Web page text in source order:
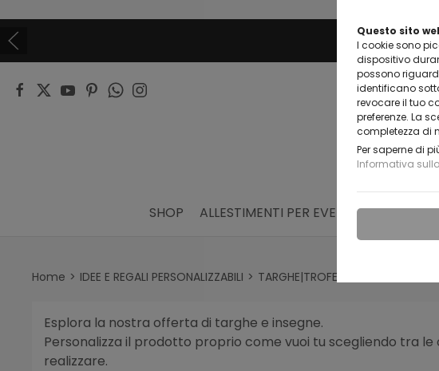
Questo sito
I cookie sono
dispositivo
possono
identificano
revocare il tuo
preferenze. La
completezza di
Per saperne di
Informativa
VUOI
SHOP ALLESTIMENTI PER EVENTI IDEE
Home IDEE E REGALI PERSONALIZZABILI TARGHE|TROFEI ED INSEGNE
Esplora la nostra offerta di targhe e insegne.
Personalizza il prodotto proprio come vuoi tu scegliendo tra
realizzare.